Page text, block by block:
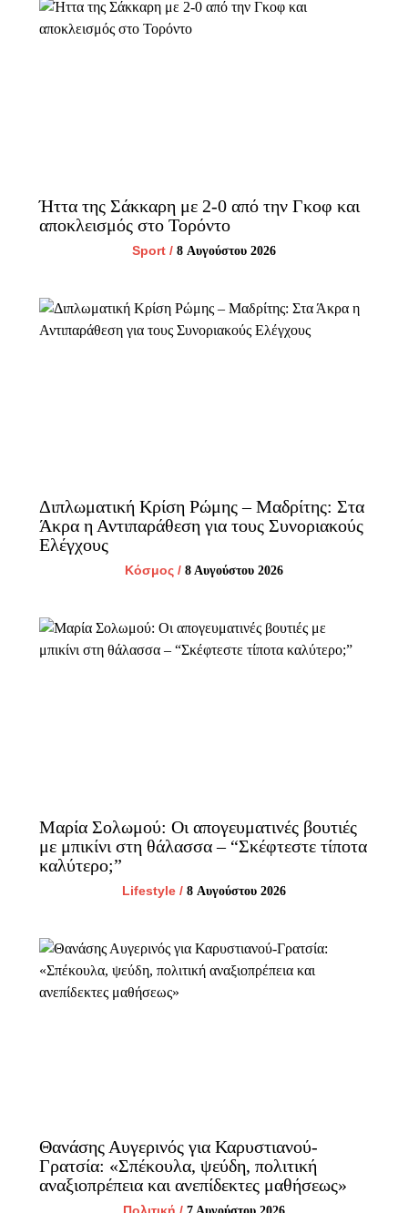
Ήττα της Σάκκαρη με 2-0 από την Γκοφ και
αποκλεισμός στο Τορόντο
Sport / 8 Αυγούστου 2026
Διπλωματική Κρίση Ρώμης – Μαδρίτης: Στα
Άκρα η Αντιπαράθεση για τους Συνοριακούς
Ελέγχους
Κόσμος / 8 Αυγούστου 2026
Μαρία Σολωμού: Οι απογευματινές βουτιές
με μπικίνι στη θάλασσα – “Σκέφτεστε τίποτα
καλύτερο;”
Lifestyle / 8 Αυγούστου 2026
Θανάσης Αυγερινός για Καρυστιανού-
Γρατσία: «Σπέκουλα, ψεύδη, πολιτική
αναξιοπρέπεια και ανεπίδεκτες μαθήσεως»